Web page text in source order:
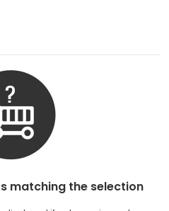
matching the selection